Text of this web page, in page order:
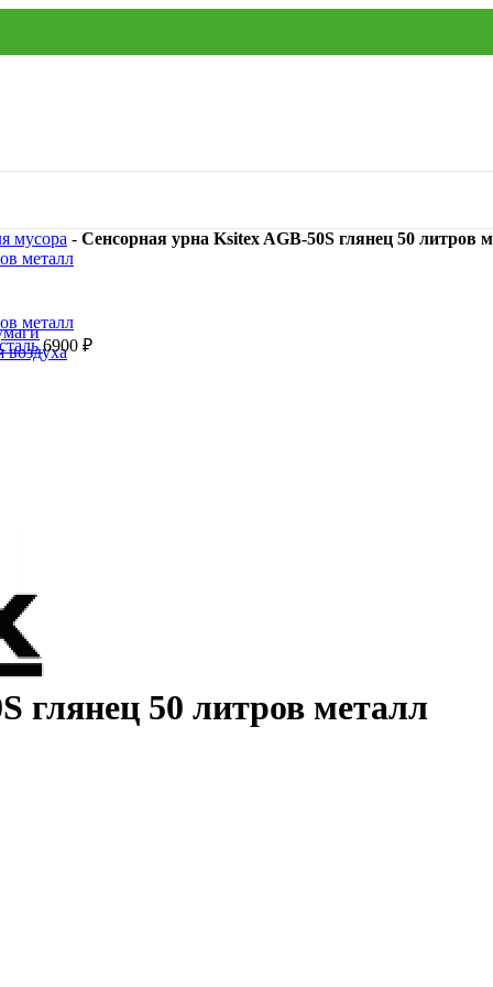
воздуха
мусора - Сенсорная урна Ksitex AGB-50S глянец 50 литров
6900 ₽
глянец 50 литров металл